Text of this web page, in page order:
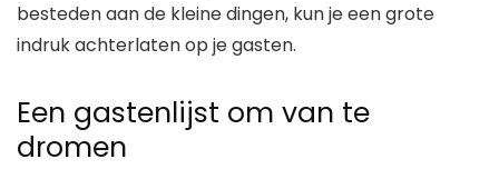
besteden aan de kleine dingen, kun je een grote
indruk achterlaten op je gasten.
Een gastenlijst om van te
dromen